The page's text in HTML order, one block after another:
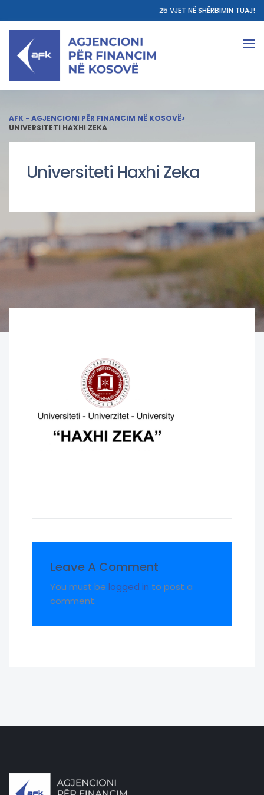
25 VJET NË SHËRBIMIN TUAJ!
AFK - AGJENCIONI PËR FINANCIM NË KOSOVË>
UNIVERSITETI HAXHI ZEKA
Universiteti Haxhi Zeka
Leave A Comment
You must be logged in to post a
comment.